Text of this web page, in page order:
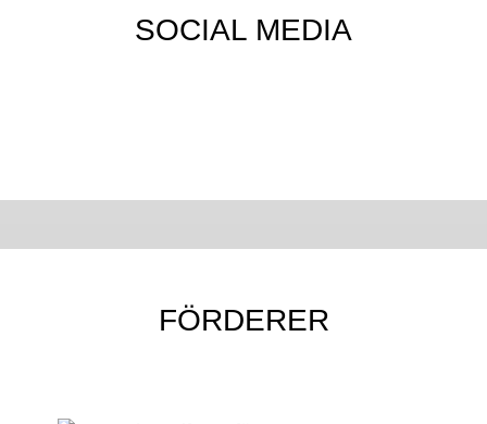
SOCIAL MEDIA
FÖRDERER